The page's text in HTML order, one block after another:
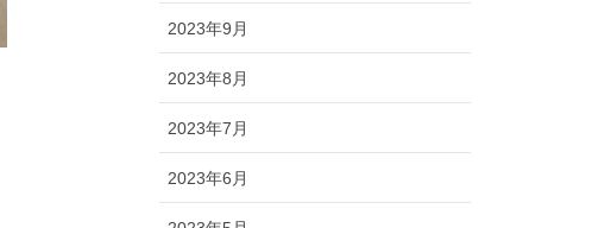
2023年9月
2023年8月
2023年7月
2023年6月